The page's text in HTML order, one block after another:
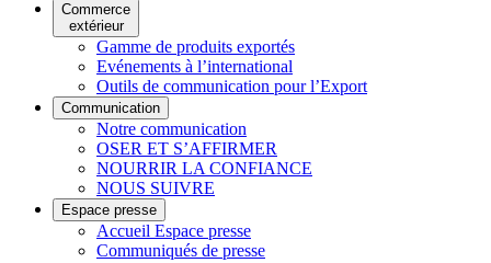
Commerce
extérieur
Gamme de produits exportés
Evénements à l’international
Outils de communication pour l’Export
Communication
Notre communication
OSER ET S’AFFIRMER
NOURRIR LA CONFIANCE
NOUS SUIVRE
Espace presse
Accueil Espace presse
Communiqués de presse